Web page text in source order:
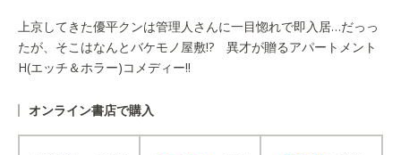
上京してきた優平クンは管理人さんに一目惚れで即入居…だっっ
たが、そこはなんとバケモノ屋敷!? 異才が贈るアパートメント
H(エッチ＆ホラー)コメディー!!
オンライン書店で購入